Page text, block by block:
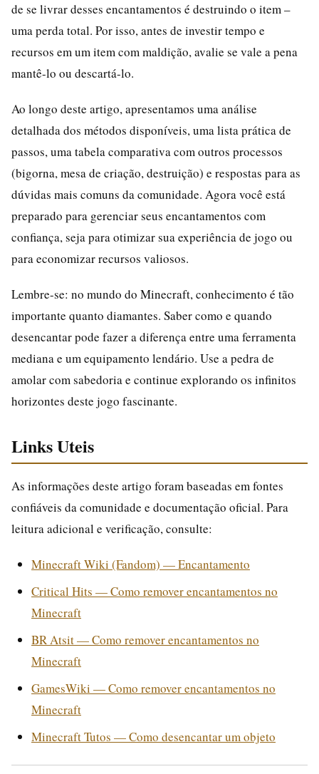
de se livrar desses encantamentos é destruindo o item –
uma perda total. Por isso, antes de investir tempo e
recursos em um item com maldição, avalie se vale a pena
mantê-lo ou descartá-lo.
Ao longo deste artigo, apresentamos uma análise
detalhada dos métodos disponíveis, uma lista prática de
passos, uma tabela comparativa com outros processos
(bigorna, mesa de criação, destruição) e respostas para as
dúvidas mais comuns da comunidade. Agora você está
preparado para gerenciar seus encantamentos com
confiança, seja para otimizar sua experiência de jogo ou
para economizar recursos valiosos.
Lembre-se: no mundo do Minecraft, conhecimento é tão
importante quanto diamantes. Saber como e quando
desencantar pode fazer a diferença entre uma ferramenta
mediana e um equipamento lendário. Use a pedra de
amolar com sabedoria e continue explorando os infinitos
horizontes deste jogo fascinante.
Links Uteis
As informações deste artigo foram baseadas em fontes
confiáveis da comunidade e documentação oficial. Para
leitura adicional e verificação, consulte:
Minecraft Wiki (Fandom) — Encantamento
Critical Hits — Como remover encantamentos no
Minecraft
BR Atsit — Como remover encantamentos no
Minecraft
GamesWiki — Como remover encantamentos no
Minecraft
Minecraft Tutos — Como desencantar um objeto